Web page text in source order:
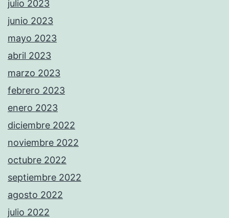
julio 2023
junio 2023
mayo 2023
abril 2023
marzo 2023
febrero 2023
enero 2023
diciembre 2022
noviembre 2022
octubre 2022
septiembre 2022
agosto 2022
julio 2022